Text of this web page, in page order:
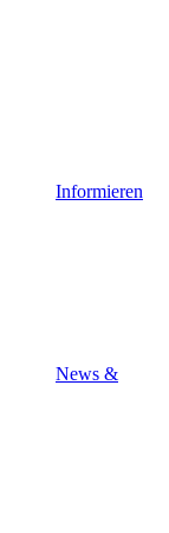
Informieren
News &